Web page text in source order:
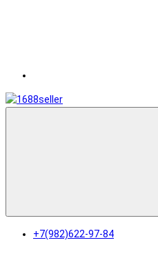
+7(982)622-97-84